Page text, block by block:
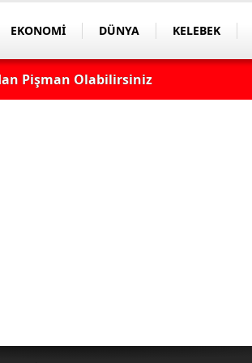
EKONOMİ DÜNYA KELEBEK
Pişman Olabilirsiniz